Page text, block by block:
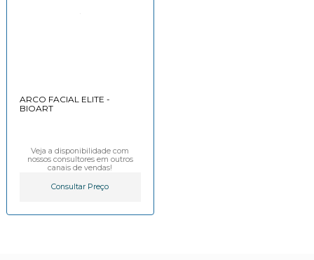
ARCO FACIAL ELITE -
BIOART
Veja a disponibilidade com
nossos consultores em outros
canais de vendas!
Consultar Preço